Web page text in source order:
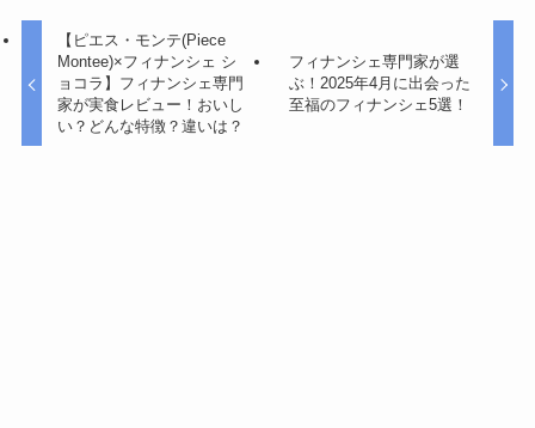
【ピエス・モンテ(Piece
Montee)×フィナンシェ シ
ョコラ】フィナンシェ専門
家が実食レビュー！おいし
い？どんな特徴？違いは？
フィナンシェ専門家が選
ぶ！2025年4月に出会った
至福のフィナンシェ5選！